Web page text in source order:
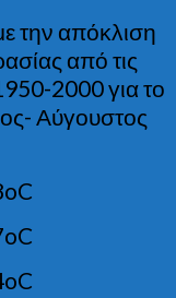
την απόκλιση
από τις
2000 για το
Αύγουστος